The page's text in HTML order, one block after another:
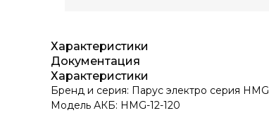
Характеристики
Документация
Характеристики
Бренд и cерия: Парус электро серия HMG
Модель АКБ: HMG-12-120